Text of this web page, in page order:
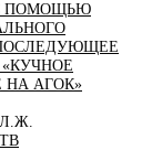
ПОМОЩЬЮ
АГОК»
Л.Ж.